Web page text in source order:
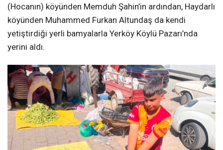
(Hocanın) köyünden Memduh Şahin’in ardından, Haydarlı
köyünden Muhammed Furkan Altundaş da kendi
yetiştirdiği yerli bamyalarla Yerköy Köylü Pazarı’nda
yerini aldı.